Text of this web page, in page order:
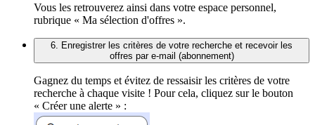
Vous les retrouverez ainsi dans votre espace personnel,
rubrique « Ma sélection d'offres ».
6. Enregistrer les critères de votre recherche et recevoir les
offres par e-mail (abonnement)
Gagnez du temps et évitez de ressaisir les critères de votre
recherche à chaque visite ! Pour cela, cliquez sur le bouton
« Créer une alerte » :